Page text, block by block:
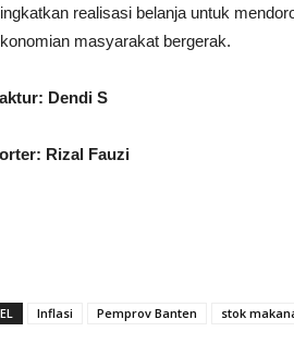
realisasi belanja untuk
masyarakat bergerak.
Dendi S
Rizal Fauzi
Inflasi Pemprov Banten stok